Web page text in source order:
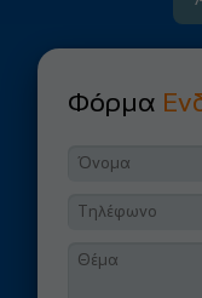
Φόρμα